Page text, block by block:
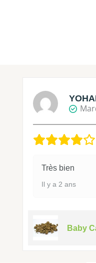
Très bien
Il y a 2 ans
Baby